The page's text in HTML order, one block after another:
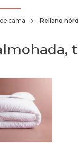
cama Relleno